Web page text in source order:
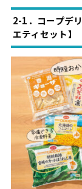
2-1．コープデ
エティセット】